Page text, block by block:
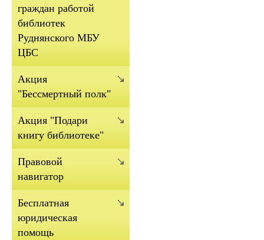
граждан работой
библиотек
Руднянского МБУ
ЦБС
Акция
"Бессмертный полк"
Акция "Подари
книгу библиотеке"
Правовой
навигатор
Бесплатная
юридическая
помощь